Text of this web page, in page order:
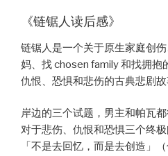
《链锯人读后感》
链锯人是一个关于原生家庭创
妈、找 chosen family 和找拥抱
仇恨、恐惧和悲伤的古典悲剧故
岸边的三个试题，男主和帕瓦
对于悲伤、仇恨和恐惧三个终极
「不是去回忆，而是去创造」